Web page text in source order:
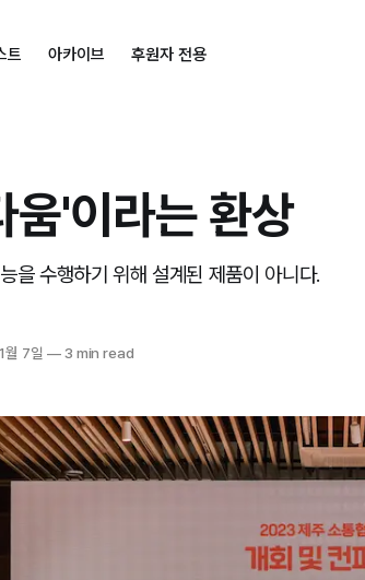
트 아카이브 후원자 전용
움'이라는 환상
을 수행하기 위해 설계된 제품이 아니다.
월 7일 —3 min read